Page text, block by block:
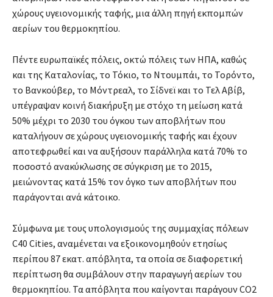
χώρους υγειονομικής ταφής, μια άλλη πηγή εκπομπών
αερίων του θερμοκηπίου.
Πέντε ευρωπαϊκές πόλεις, οκτώ πόλεις των ΗΠΑ, καθώς
και της Καταλονίας, το Τόκιο, το Ντουμπάι, το Τορόντο,
το Βανκούβερ, το Μόντρεαλ, το Σίδνεϊ και το Τελ Αβίβ,
υπέγραψαν κοινή διακήρυξη με στόχο τη μείωση κατά
50% μέχρι το 2030 του όγκου των αποβλήτων που
καταλήγουν σε χώρους υγειονομικής ταφής και έχουν
αποτεφρωθεί και να αυξήσουν παράλληλα κατά 70% το
ποσοστό ανακύκλωσης σε σύγκριση με το 2015,
μειώνοντας κατά 15% τον όγκο των αποβλήτων που
παράγονται ανά κάτοικο.
Σύμφωνα με τους υπολογισμούς της συμμαχίας πόλεων
C40 Cities, αναμένεται να εξοικονομηθούν ετησίως
περίπου 87 εκατ. απόβλητα, τα οποία σε διαφορετική
περίπτωση θα συμβάλουν στην παραγωγή αερίων του
θερμοκηπίου. Τα απόβλητα που καίγονται παράγουν CO2